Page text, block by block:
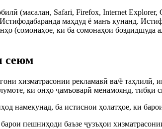
(масалан, Safari, Firefox, Internet
маҳдуд ё манъ кунанд.
(сомонаҳое, ки ба сомонаҳои боздидшуда
сеюм
хизматрасонии рекламавӣ ва/ё таҳлилӣ,
ки онҳо ҷамъоварӣ менамоянд, тибқи
намекунад, ба истиснои ҳолатҳое, ки
пешниҳоди баъзе ҷузъҳои